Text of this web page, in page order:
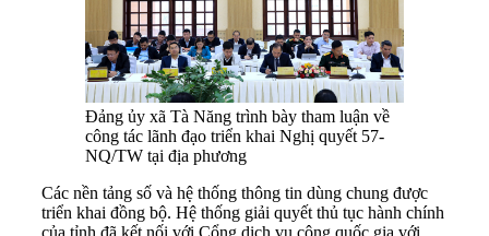
Đảng ủy xã Tà Năng trình bày tham luận về
công tác lãnh đạo triển khai Nghị quyết 57-
NQ/TW tại địa phương
Các nền tảng số và hệ thống thông tin dùng chung được
triển khai đồng bộ. Hệ thống giải quyết thủ tục hành chính